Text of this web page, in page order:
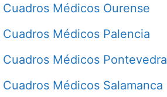
Cuadros Médicos Ourense
Cuadros Médicos Palencia
Cuadros Médicos Pontevedra
Cuadros Médicos Salamanca